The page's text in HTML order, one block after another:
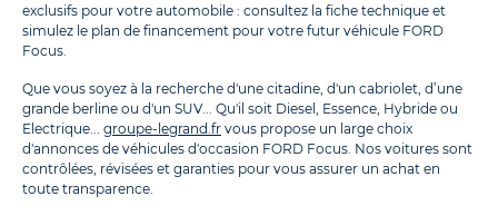
exclusifs pour votre automobile : consultez la fiche technique et
simulez le plan de financement pour votre futur véhicule FORD
Focus.
Que vous soyez à la recherche d'une citadine, d'un cabriolet, d’une
grande berline ou d'un SUV... Qu'il soit Diesel, Essence, Hybride ou
Electrique... groupe-legrand.fr vous propose un large choix
d'annonces de véhicules d'occasion FORD Focus. Nos voitures sont
contrôlées, révisées et garanties pour vous assurer un achat en
toute transparence.